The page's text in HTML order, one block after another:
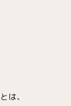
は、